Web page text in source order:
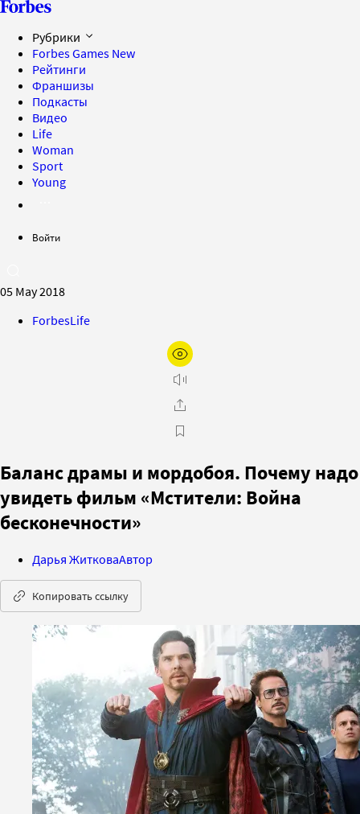
Рубрики
Forbes Games New
Рейтинги
Франшизы
Подкасты
Видео
Life
Woman
Sport
Young
Войти
05 May 2018
ForbesLife
Баланс драмы и мордобоя. Почему надо
увидеть фильм «Мстители: Война
бесконечности»
Дарья ЖитковаАвтор
Копировать ссылку